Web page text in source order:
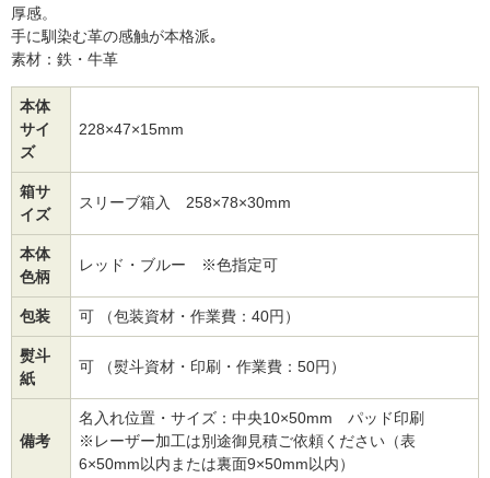
厚感。
手に馴染む革の感触が本格派｡
素材：鉄・牛革
本体
サイ
ズ
228×47×15mm
箱サ
イズ
スリーブ箱入 258×78×30mm
本体
色柄
レッド・ブルー ※色指定可
包装 可 （包装資材・作業費：40円）
熨斗
紙
可 （熨斗資材・印刷・作業費：50円）
備考
名入れ位置・サイズ：中央10×50mm パッド印刷
※レーザー加工は別途御見積ご依頼ください（表
6×50mm以内または裏面9×50mm以内）